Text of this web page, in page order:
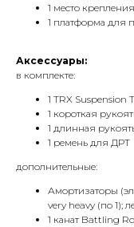
1 место
1 платформа для
Аксессуары:
в комплекте:
1 TRX Suspension
1 короткая
1 длинная
1 ремень для ДРТ
дополнительные:
Амортизаторы
very heavy (по 1);
1 канат Battling